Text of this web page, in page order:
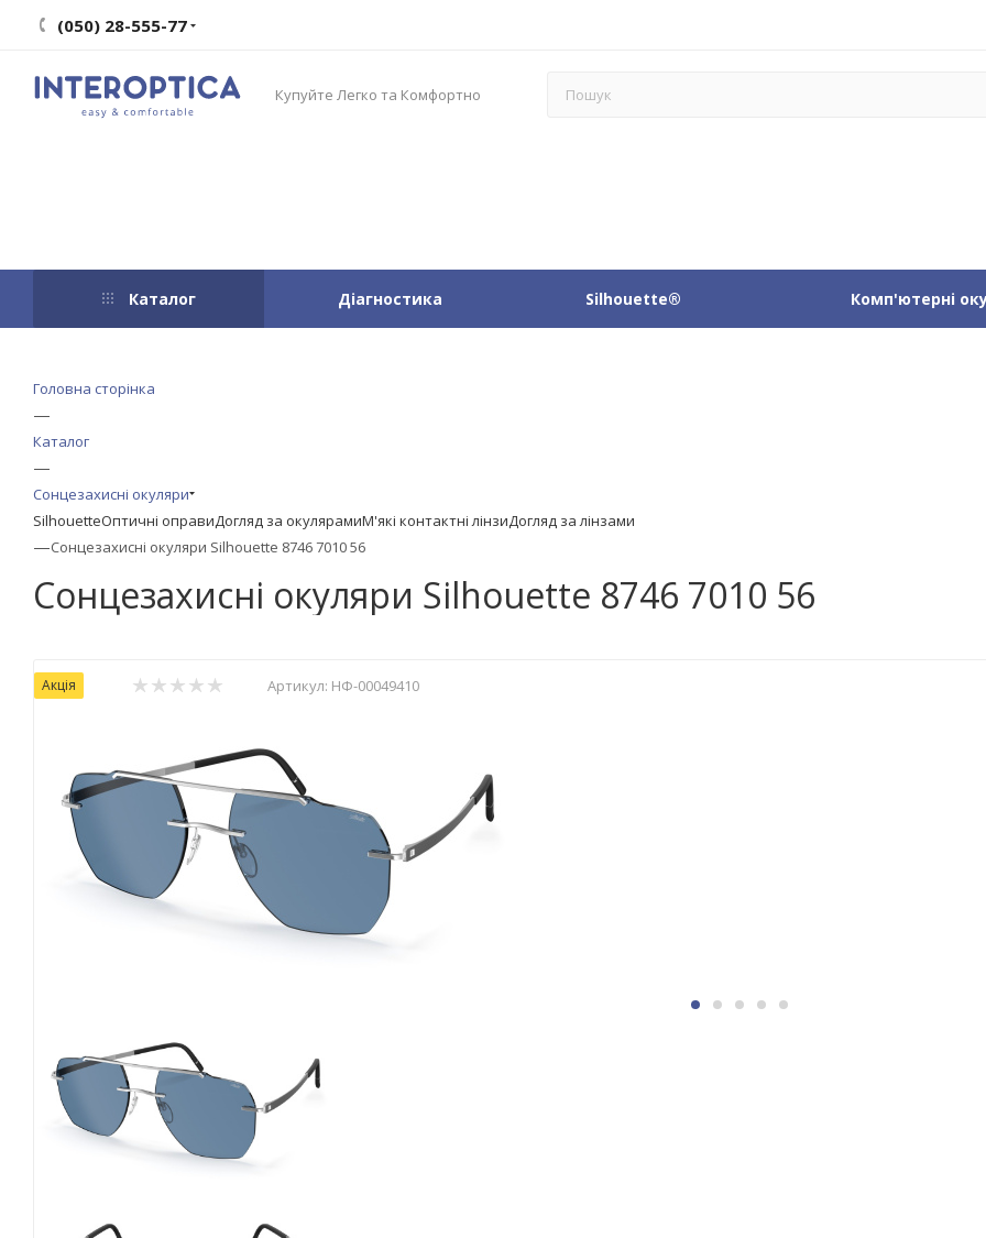
(050) 28-555-77
Купуйте Легко та Комфортно
Каталог Діагностика Silhouette® Комп'ютерні
Головна сторінка
—
Каталог
—
Сонцезахисні окуляри
SilhouetteОптичні оправиДогляд за окулярамиМ'які контактні лінзиДогляд за лінзами
—Сонцезахисні окуляри Silhouette 8746 7010 56
Сонцезахисні окуляри Silhouette 8746 7010 56
Акція Артикул: НФ-00049410